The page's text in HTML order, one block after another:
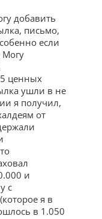
добавить
письмо,
если
Могу
ценных
ушли в не
я получил,
от
и
с
я в
в 1.050